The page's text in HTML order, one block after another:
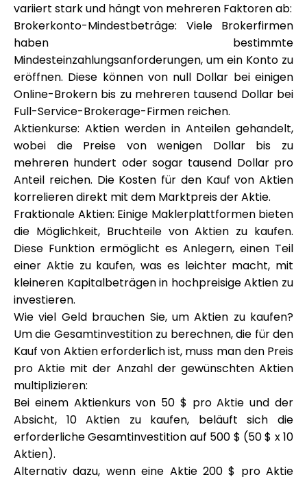
Kontaktieren Sie uns
Hilfe
Mein Konto
Finanzierung erhalten
+372 712 2955
variiert stark und hängt von mehreren Faktoren ab:
Brokerkonto-Mindestbeträge: Viele Brokerfirmen
haben bestimmte
Mindesteinzahlungsanforderungen, um ein Konto zu
eröffnen. Diese können von null Dollar bei einigen
Online-Brokern bis zu mehreren tausend Dollar bei
Full-Service-Brokerage-Firmen reichen.
Aktienkurse: Aktien werden in Anteilen gehandelt,
wobei die Preise von wenigen Dollar bis zu
mehreren hundert oder sogar tausend Dollar pro
Anteil reichen. Die Kosten für den Kauf von Aktien
korrelieren direkt mit dem Marktpreis der Aktie.
Fraktionale Aktien: Einige Maklerplattformen bieten
die Möglichkeit, Bruchteile von Aktien zu kaufen.
Diese Funktion ermöglicht es Anlegern, einen Teil
einer Aktie zu kaufen, was es leichter macht, mit
kleineren Kapitalbeträgen in hochpreisige Aktien zu
investieren.
Wie viel Geld brauchen Sie, um Aktien zu kaufen?
Um die Gesamtinvestition zu berechnen, die für den
Kauf von Aktien erforderlich ist, muss man den Preis
pro Aktie mit der Anzahl der gewünschten Aktien
multiplizieren:
Bei einem Aktienkurs von 50 $ pro Aktie und der
Absicht, 10 Aktien zu kaufen, beläuft sich die
erforderliche Gesamtinvestition auf 500 $ (50 $ x 10
Aktien).
Alternativ dazu, wenn eine Aktie 200 $ pro Aktie